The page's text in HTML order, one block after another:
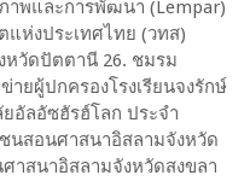
าพและการพัฒนา (Lempar)
ห่งประเทศไทย (วทส)
หวัดปัตตานี 26. ชมรม
ายผู้ปกครองโรงเรียนจงรักษ์
อัลอัซฮัรฮ์โลก ประจำ
นสอนศาสนาอิสลามจังหวัด
าสนาอิสลามจังหวัดสงขลา